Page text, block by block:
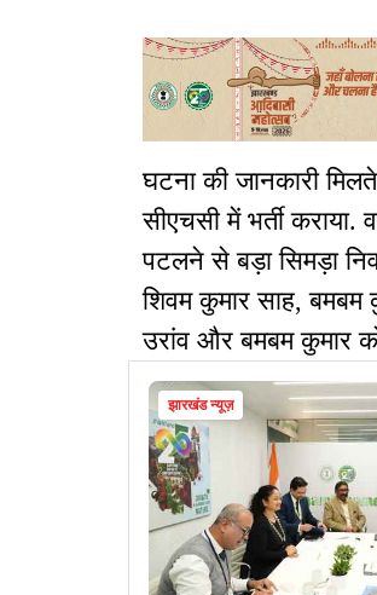
घटना की जानकारी
सीएचसी में भर्ती
पटलने से बड़ा सिमड़ा
शिवम कुमार साह, बमबम
उरांव और बमबम कुमार
झारखंड न्यूज़